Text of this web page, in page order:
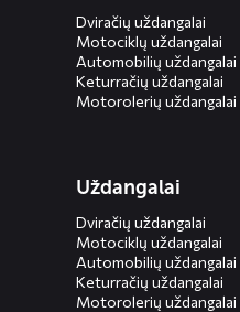
Dviračių uždangalai
Motociklų uždangalai
Automobilių uždangalai
Keturračių uždangalai
Motorolerių uždangalai
Uždangalai
Dviračių uždangalai
Motociklų uždangalai
Automobilių uždangalai
Keturračių uždangalai
Motorolerių uždangalai